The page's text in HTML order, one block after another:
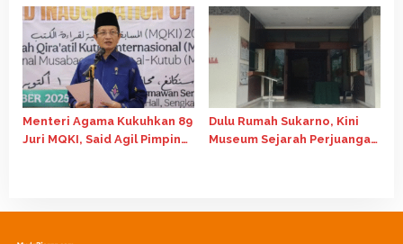
di Forum G20 Afrika Selatan
adalah Langkah Strategis
Diplomasi Budaya Indonesia
Menteri Agama Kukuhkan 89
Juri MQKI, Said Agil Pimpin
Dulu Rumah Sukarno, Kini
Museum Sejarah Perjuangan